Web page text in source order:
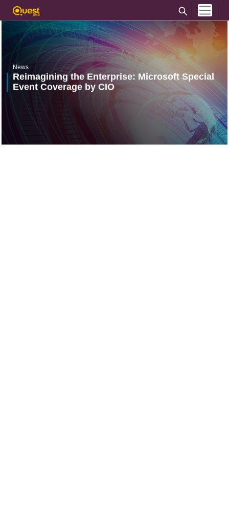
News
Reimagining the Enterprise: Microsoft Special
Event Coverage by CIO